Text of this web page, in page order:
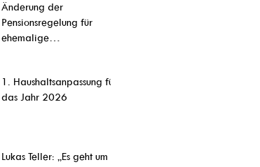
CETA,“ so Steffi Pauels
Änderung der
Pensionsregelung für
ehemalige
1. Haushaltsanpassung für
das Jahr 2026
Lukas Teller: „Es geht um